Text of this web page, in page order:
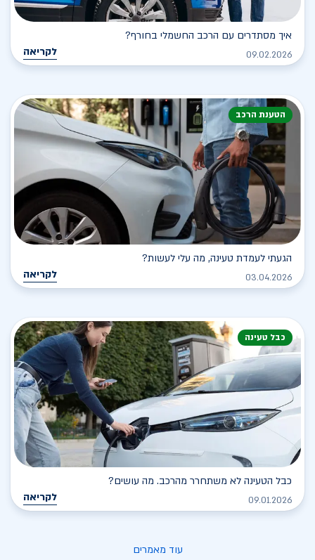
איך מסתדרים עם הרכב החשמלי בחורף?
09.02.2026 לקריאה
הטענת הרכב
הגעתי לעמדת טעינה, מה עלי לעשות?
03.04.2026 לקריאה
כבל טעינה
כבל הטעינה לא משתחרר מהרכב. מה עושים?
09.01.2026 לקריאה
עוד מאמרים